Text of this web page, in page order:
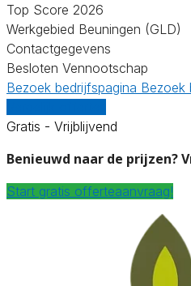
Top Score 2026
Werkgebied Beuningen (GLD)
Contactgegevens
Besloten Vennootschap
Bezoek bedrijfspagina Bezoek
Gratis - Vrijblijvend
Benieuwd naar de prijzen?
Start gratis offerteaanvraag!